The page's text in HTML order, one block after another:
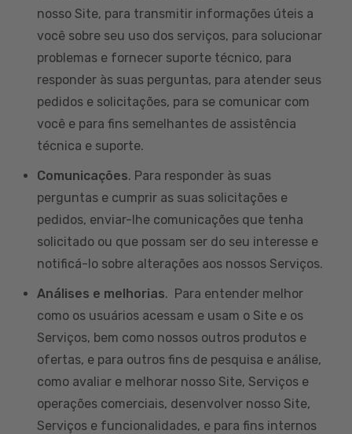
nosso Site, para transmitir informações úteis a
você sobre seu uso dos serviços, para solucionar
problemas e fornecer suporte técnico, para
responder às suas perguntas, para atender seus
pedidos e solicitações, para se comunicar com
você e para fins semelhantes de assistência
técnica e suporte.
Comunicações. Para responder às suas
perguntas e cumprir as suas solicitações e
pedidos, enviar-lhe comunicações que tenha
solicitado ou que possam ser do seu interesse e
notificá-lo sobre alterações aos nossos Serviços.
Análises e melhorias. Para entender melhor
como os usuários acessam e usam o Site e os
Serviços, bem como nossos outros produtos e
ofertas, e para outros fins de pesquisa e análise,
como avaliar e melhorar nosso Site, Serviços e
operações comerciais, desenvolver nosso Site,
Serviços e funcionalidades, e para fins internos